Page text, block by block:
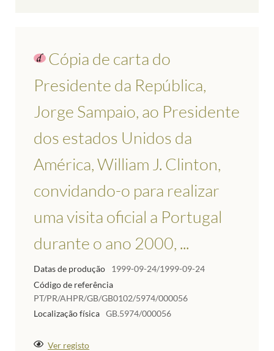
Cópia de carta do
Presidente da República,
Jorge Sampaio, ao Presidente
dos estados Unidos da
América, William J. Clinton,
convidando-o para realizar
uma visita oficial a Portugal
durante o ano 2000, ...
Datas de produção
1999-09-24/1999-09-24
Código de referência
PT/PR/AHPR/GB/GB0102/5974/000056
Localização física GB.5974/000056
Ver registo